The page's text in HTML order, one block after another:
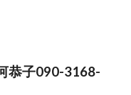
恭子090-3168-